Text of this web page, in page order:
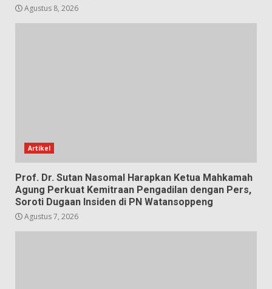
Agustus 8, 2026
Artikel
Prof. Dr. Sutan Nasomal Harapkan Ketua Mahkamah
Agung Perkuat Kemitraan Pengadilan dengan Pers,
Soroti Dugaan Insiden di PN Watansoppeng
Agustus 7, 2026